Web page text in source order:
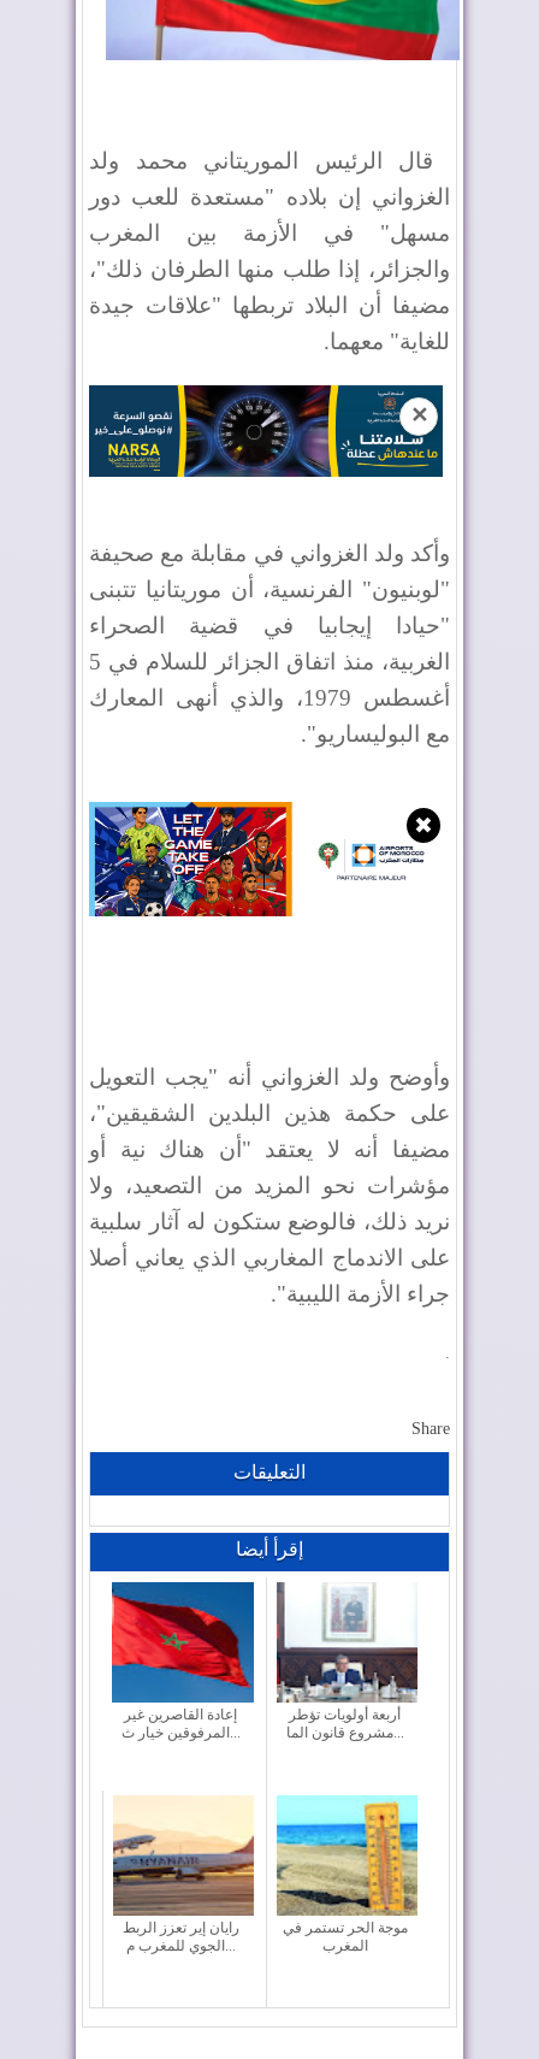
قال الرئيس الموريتاني محمد ولد
الغزواني إن بلاده "مستعدة للعب دور
مسهل" في الأزمة بين المغرب
والجزائر، إذا طلب منها الطرفان ذلك"،
مضيفا أن البلاد تربطها "علاقات جيدة
للغاية" معهما.
✕
وأكد ولد الغزواني في مقابلة مع صحيفة
"لوبنيون" الفرنسية، أن موريتانيا تتبنى
"حيادا إيجابيا في قضية الصحراء
الغربية، منذ اتفاق الجزائر للسلام في 5
أغسطس 1979، والذي أنهى المعارك
مع البوليساريو".
✖
وأوضح ولد الغزواني أنه "يجب التعويل
على حكمة هذين البلدين الشقيقين"،
مضيفا أنه لا يعتقد "أن هناك نية أو
مؤشرات نحو المزيد من التصعيد، ولا
نريد ذلك، فالوضع ستكون له آثار سلبية
على الاندماج المغاربي الذي يعاني أصلا
جراء الأزمة الليبية".
Share
التعليقات
إقرأ أيضا
إعادة القاصرين غير
المرفوقين خيار ث...
أربعة أولويات تؤطر
مشروع قانون الما...
رايان إير تعزز الربط
موجة الحر تستمر في
المغرب